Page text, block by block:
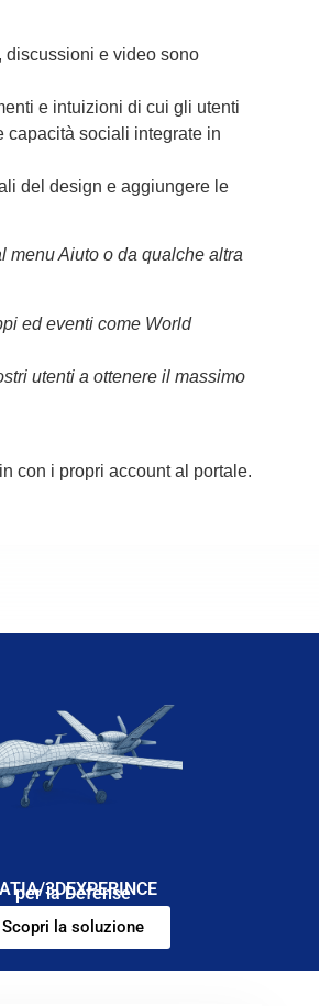
discussioni e video sono
e intuizioni di cui gli utenti
capacità sociali integrate in
del design e aggiungere le
menu Aiuto o da qualche altra
ed eventi come World
utenti a ottenere il massimo
con i propri account al portale.
3DEXPERINCE
per la Defense
Scopri la soluzione